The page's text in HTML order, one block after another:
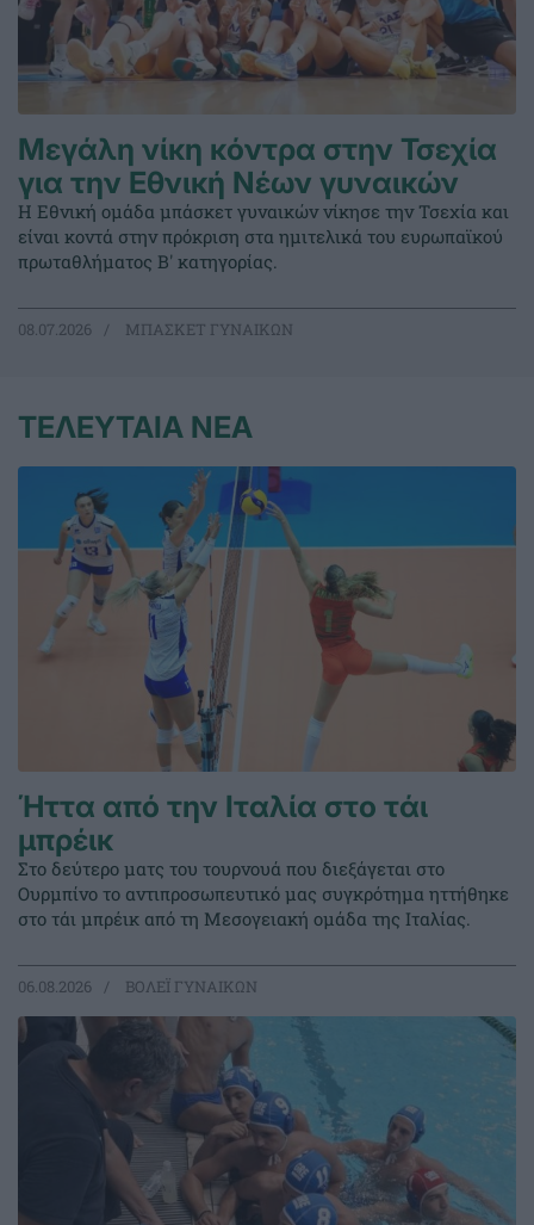
Μεγάλη νίκη κόντρα στην Τσεχία
για την Εθνική Νέων γυναικών
Η Εθνική ομάδα μπάσκετ γυναικών νίκησε την Τσεχία και
είναι κοντά στην πρόκριση στα ημιτελικά του ευρωπαϊκού
πρωταθλήματος Β' κατηγορίας.
08.07.2026 ΜΠΑΣΚΕΤ ΓΥΝΑΙΚΩΝ
ΤΕΛΕΥΤΑΙΑ ΝΕΑ
Ήττα από την Ιταλία στο τάι
μπρέικ
Στο δεύτερο ματς του τουρνουά που διεξάγεται στο
Ουρμπίνο το αντιπροσωπευτικό μας συγκρότημα ηττήθηκε
στο τάι μπρέικ από τη Μεσογειακή ομάδα της Ιταλίας.
06.08.2026 ΒΟΛΕΪ ΓΥΝΑΙΚΩΝ